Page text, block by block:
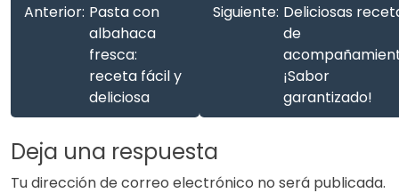
Anterior: Pasta con
albahaca
fresca:
receta fácil y
deliciosa
Siguiente: Deliciosas
de
¡Sabor
garantizado!
Deja una respuesta
Tu dirección de correo electrónico no será publicada.